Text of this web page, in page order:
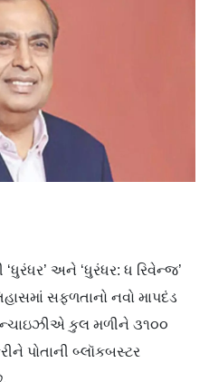
અને ‘ધુરંધર: ધ રિવેન્જ’
સફળતાનો નવો માપદંડ
કુલ મળીને ૩૧૦૦
પોતાની બ્લૉકબસ્ટર